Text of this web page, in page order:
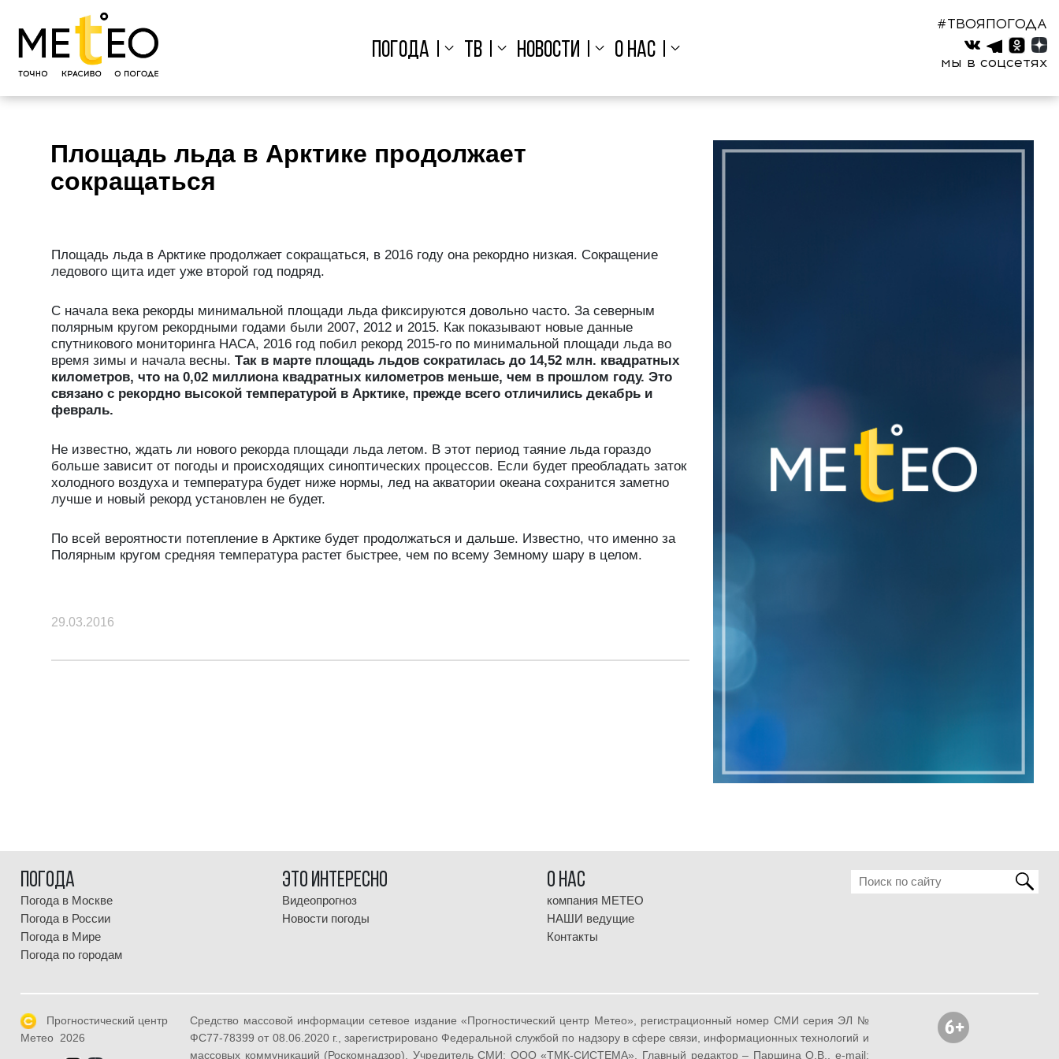
ПОГОДА ТВ НОВОСТИ О НАС
#ТВОЯПОГОДА
мы в соцсетях
Площадь льда в Арктике продолжает
сокращаться
Площадь льда в Арктике продолжает сокращаться, в 2016 году она рекордно низкая. Сокращение
ледового щита идет уже второй год подряд.
С начала века рекорды минимальной площади льда фиксируются довольно часто. За северным
полярным кругом рекордными годами были 2007, 2012 и 2015. Как показывают новые данные
спутникового мониторинга НАСА, 2016 год побил рекорд 2015-го по минимальной площади льда во
время зимы и начала весны. Так в марте площадь льдов сократилась до 14,52 млн. квадратных
километров, что на 0,02 миллиона квадратных километров меньше, чем в прошлом году. Это
связано с рекордно высокой температурой в Арктике, прежде всего отличились декабрь и
февраль.
Не известно, ждать ли нового рекорда площади льда летом. В этот период таяние льда гораздо
больше зависит от погоды и происходящих синоптических процессов. Если будет преобладать заток
холодного воздуха и температура будет ниже нормы, лед на акватории океана сохранится заметно
лучше и новый рекорд установлен не будет.
По всей вероятности потепление в Арктике будет продолжаться и дальше. Известно, что именно за
Полярным кругом средняя температура растет быстрее, чем по всему Земному шару в целом.
29.03.2016
Погода
Погода в Москве
Погода в России
Погода в Мире
Погода по городам
Это интересно
Видеопрогноз
Новости погоды
О НАС
компания МЕТЕО
НАШИ ведущие
Контакты
Прогностический центр
Метео 2026
Средство массовой информации сетевое издание «Прогностический центр Метео», регистрационный номер СМИ серия ЭЛ №
ФС77-78399 от 08.06.2020 г., зарегистрировано Федеральной службой по надзору в сфере связи, информационных технологий и
массовых коммуникаций (Роскомнадзор). Учредитель СМИ: ООО «ТМК-СИСТЕМА», Главный редактор – Паршина О.В., e-mail: